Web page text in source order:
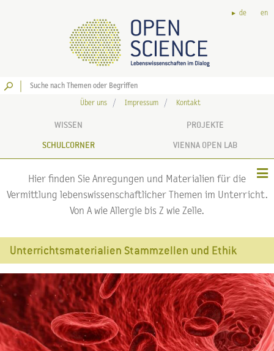
de en
Über uns Impressum Kontakt
WISSEN PROJEKTE
SCHULCORNER VIENNA OPEN LAB
Hier finden Sie Anregungen und Materialien für die
Vermittlung lebenswissenschaftlicher Themen im Unterricht.
Von A wie Allergie bis Z wie Zelle.
Unterrichtsmaterialien Stammzellen und Ethik